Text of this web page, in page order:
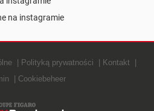
na instagramie
Polityką prywatności
Kontakt
Cookiebeheer